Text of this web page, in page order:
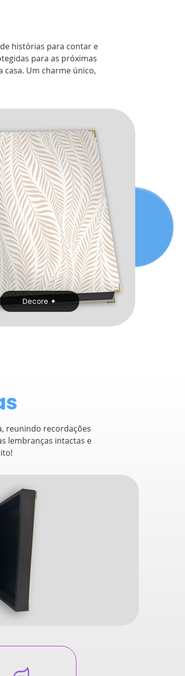
histórias para contar e
para as próximas
Um charme único,
Decore ✦
reunindo recordações
lembranças intactas e